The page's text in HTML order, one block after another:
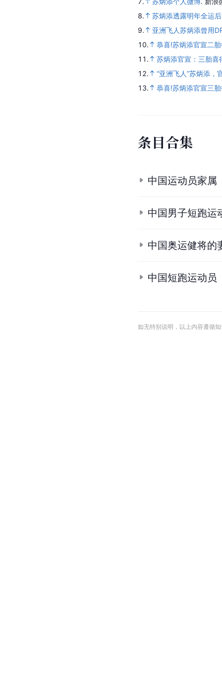
8.
苏炳添透露明年全运
9.
亚洲飞人苏炳添曾用
10.
恭喜!苏炳添官宣二
11.
苏炳添官宣：三胎喜
12.
“亚洲飞人”苏炳添，
13.
恭喜!苏炳添官宣三
条目合集
中国运动员家属
中国男子短跑运
中国奥运健将的
中国短跑运动员
如无特别说明，以上内容遵循